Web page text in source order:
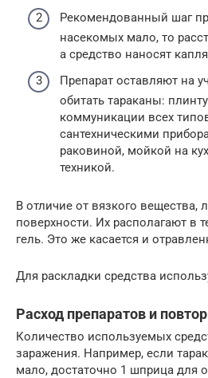
Рекомендованный шаг
насекомых мало, то
а средство наносят
Препарат оставляют на
обитать тараканы:
коммуникации всех
сантехническими
раковиной, мойкой на
техникой.
В отличие от вязкого вещества,
поверхности. Их располагают в
гель. Это же касается и
Для раскладки средства
Расход препаратов и
Количество используемых
заражения. Например, если
мало, достаточно 1 шприца для